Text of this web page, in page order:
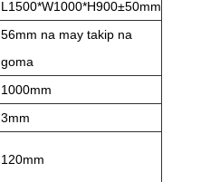
L1500*W1000*H900±50mm
56mm na may takip na
goma
1000mm
3mm
120mm